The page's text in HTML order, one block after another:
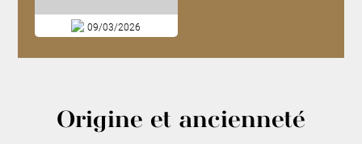
09/03/2026
Origine et ancienneté